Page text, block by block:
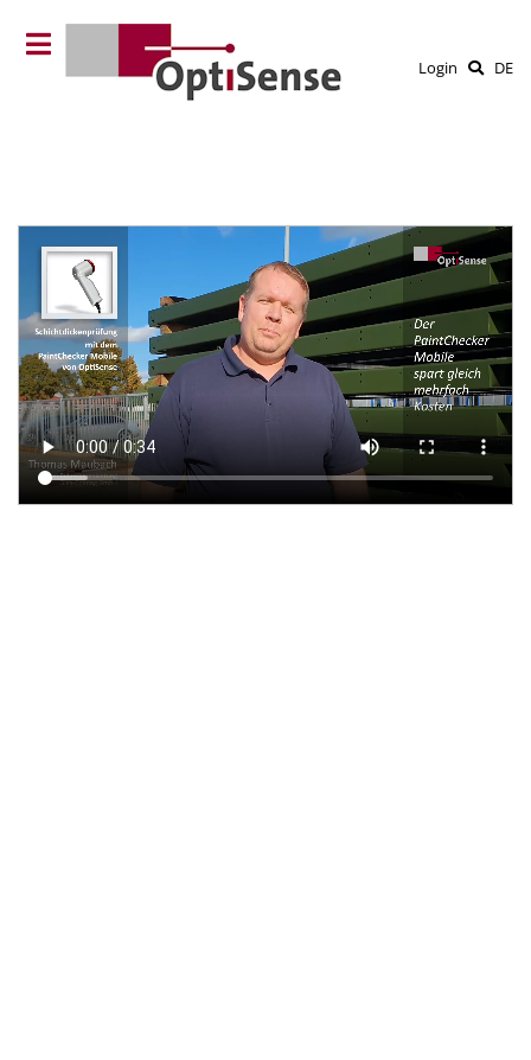
Login DE